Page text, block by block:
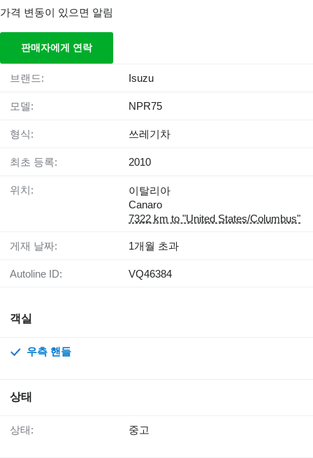
가격 변동이 있으면 알림
판매자에게 연락
브랜드: Isuzu
모델: NPR75
형식: 쓰레기차
최초 등록: 2010
위치:
이탈리아
Canaro
7322 km to "United States/Columbus"
게재 날짜: 1개월 초과
Autoline ID: VQ46384
객실
우측 핸들
상태
상태: 중고